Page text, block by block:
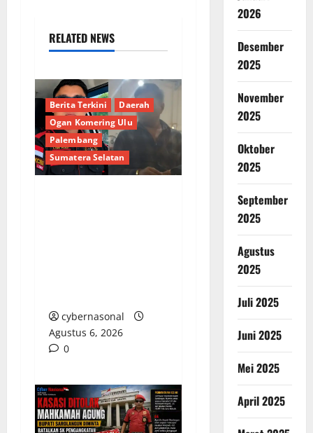
RELATED NEWS
Berita Terkini
Daerah
Ogan Komering Ulu
Palembang
Sumatera Selatan
cybernasonal
Agustus 6, 2026
0
2026
Desember
2025
November
2025
Oktober
2025
September
2025
Agustus
2025
Juli 2025
Juni 2025
Mei 2025
April 2025